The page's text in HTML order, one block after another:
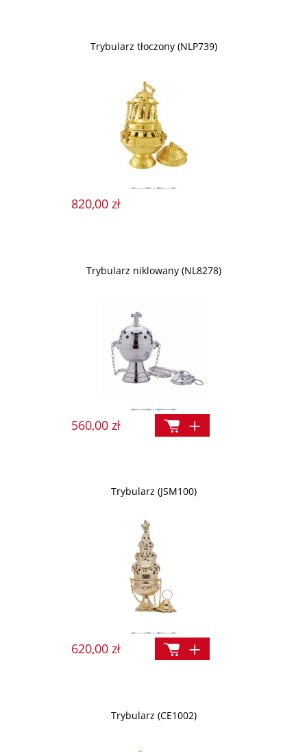
Trybularz tłoczony (NLP739)
820,00 zł
Trybularz niklowany (NL8278)
560,00 zł
Trybularz (JSM100)
620,00 zł
Trybularz (CE1002)